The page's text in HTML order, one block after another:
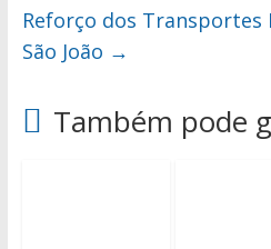
Reforço dos Transportes
São João →
Também pode